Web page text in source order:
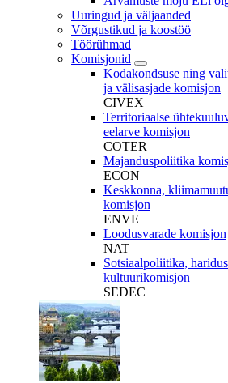
Uuringud ja väljaanded
Võrgustikud ja koostöö
Töörühmad
Komisjonid
Kodakondsuse ning
ja välisasjade komisjon
CIVEX
Territoriaalse
eelarve komisjon
COTER
Majanduspoliitika
ECON
Keskkonna,
komisjon
ENVE
Loodusvarade komisjon
NAT
Sotsiaalpoliitika,
kultuurikomisjon
SEDEC